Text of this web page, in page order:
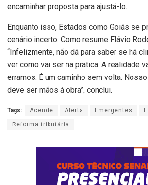
encaminhar proposta para ajustá-lo.
Enquanto isso, Estados como Goiás se
cenário incerto. Como resume Flávio
“Infelizmente, não dá para saber se há
ver como vai ser na prática. A realidade
erramos. É um caminho sem volta.
deve ser mãos à obra”, conclui.
Tags: Acende Alerta Emergentes
Reforma tributária